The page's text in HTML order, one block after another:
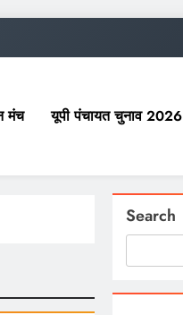
मंच यूपी पंचायत चुनाव 2026
Search